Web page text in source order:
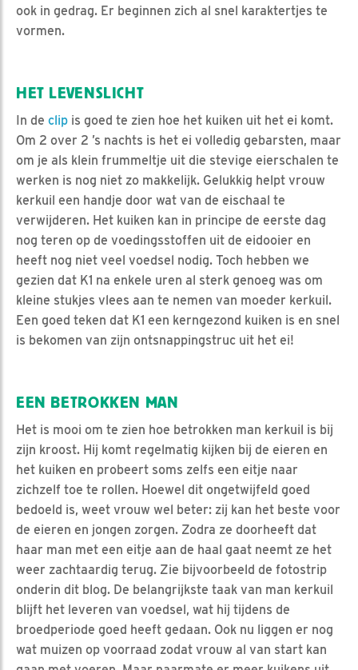
ook in gedrag. Er beginnen zich al snel karaktertjes te
vormen.
HET LEVENSLICHT
In de clip is goed te zien hoe het kuiken uit het ei komt.
Om 2 over 2 ’s nachts is het ei volledig gebarsten, maar
om je als klein frummeltje uit die stevige eierschalen te
werken is nog niet zo makkelijk. Gelukkig helpt vrouw
kerkuil een handje door wat van de eischaal te
verwijderen. Het kuiken kan in principe de eerste dag
nog teren op de voedingsstoffen uit de eidooier en
heeft nog niet veel voedsel nodig. Toch hebben we
gezien dat K1 na enkele uren al sterk genoeg was om
kleine stukjes vlees aan te nemen van moeder kerkuil.
Een goed teken dat K1 een kerngezond kuiken is en snel
is bekomen van zijn ontsnappingstruc uit het ei!
EEN BETROKKEN MAN
Het is mooi om te zien hoe betrokken man kerkuil is bij
zijn kroost. Hij komt regelmatig kijken bij de eieren en
het kuiken en probeert soms zelfs een eitje naar
zichzelf toe te rollen. Hoewel dit ongetwijfeld goed
bedoeld is, weet vrouw wel beter: zij kan het beste voor
de eieren en jongen zorgen. Zodra ze doorheeft dat
haar man met een eitje aan de haal gaat neemt ze het
weer zachtaardig terug. Zie bijvoorbeeld de fotostrip
onderin dit blog. De belangrijkste taak van man kerkuil
blijft het leveren van voedsel, wat hij tijdens de
broedperiode goed heeft gedaan. Ook nu liggen er nog
wat muizen op voorraad zodat vrouw al van start kan